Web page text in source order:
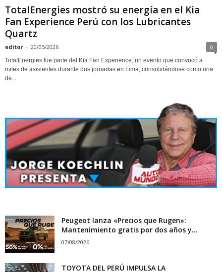
TotalEnergies mostró su energía en el Kia
Fan Experience Perú con los Lubricantes
Quartz
editor - 20/05/2026 0
TotalEnergies fue parte del Kia Fan Experience; un evento que convocó a
miles de asistentes durante dos jornadas en Lima, consolidándose como una
de...
Peugeot lanza «Precios que Rugen»:
Mantenimiento gratis por dos años y...
07/08/2026
TOYOTA DEL PERÚ IMPULSA LA